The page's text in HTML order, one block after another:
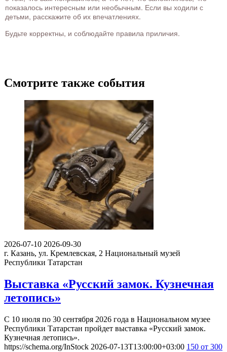
показалось интересным или необычным. Если вы ходили с
детьми, расскажите об их впечатлениях.
Будьте корректны, и соблюдайте правила приличия.
Смотрите также события
2026-07-10 2026-09-30
г. Казань, ул. Кремлевская, 2 Национальный музей
Республики Татарстан
Выставка «Русский замок. Кузнечная
летопись»
С 10 июля по 30 сентября 2026 года в Национальном музее
Республики Татарстан пройдет выставка «Русский замок.
Кузнечная летопись».
https://schema.org/InStock 2026-07-13T13:00:00+03:00 150 от 300